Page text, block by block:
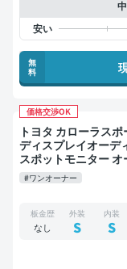
無
料
価格交渉OK
トヨタ カローラスポーツ G Z 美品 禁煙
ディスプレイオーデ
スポットモニター
クモニター ドライブ
#ワンオーナー
板金歴
なし
外装
S
内装
S